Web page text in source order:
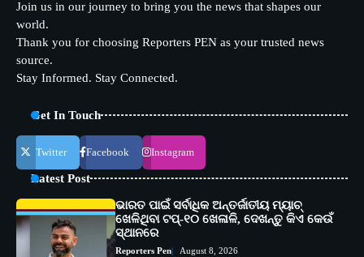
Join us in our journey to bring you the news that shapes our
world.
Thank you for choosing Reporters PEN as your trusted news
source.
Stay Informed. Stay Connected.
Get In Touch
Twitter Facebook Instagram
Latest Post
ଭାରତ ପାଇଁ ସର୍ବାଧିକ ଅନ୍ତର୍ଜାତୀୟ ମ୍ୟାଚ୍
ଖେଳିଥିବା ଟପ୍-୧୦ ଖେଳାଳି, ଦେଖନ୍ତୁ କିଏ କେଉଁ
ସ୍ଥାନରେ
Reporters Pen August 8, 2026